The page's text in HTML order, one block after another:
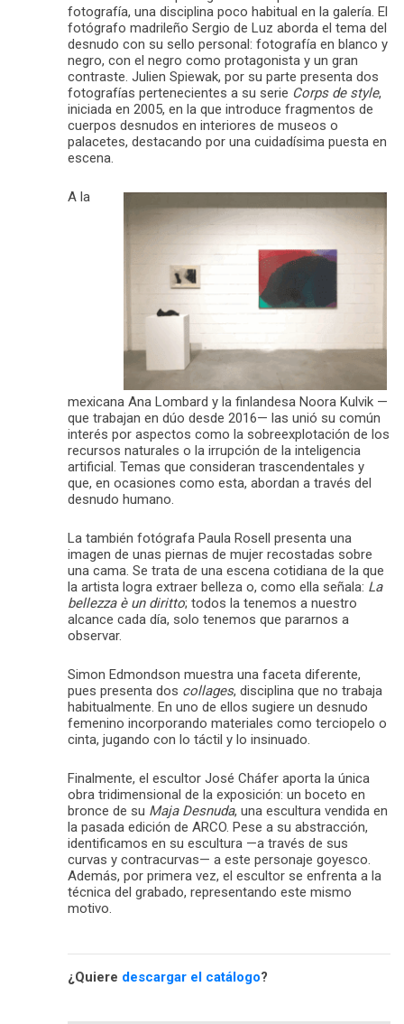
fotografía, una disciplina poco habitual en la galería. El
fotógrafo madrileño Sergio de Luz aborda el tema del
desnudo con su sello personal: fotografía en blanco y
negro, con el negro como protagonista y un gran
contraste. Julien Spiewak, por su parte presenta dos
fotografías pertenecientes a su serie Corps de style,
iniciada en 2005, en la que introduce fragmentos de
cuerpos desnudos en interiores de museos o
palacetes, destacando por una cuidadísima puesta en
escena.
A la
mexicana Ana Lombard y la finlandesa Noora Kulvik —
que trabajan en dúo desde 2016— las unió su común
interés por aspectos como la sobreexplotación de los
recursos naturales o la irrupción de la inteligencia
artificial. Temas que consideran trascendentales y
que, en ocasiones como esta, abordan a través del
desnudo humano.
La también fotógrafa Paula Rosell presenta una
imagen de unas piernas de mujer recostadas sobre
una cama. Se trata de una escena cotidiana de la que
la artista logra extraer belleza o, como ella señala: La
bellezza è un diritto; todos la tenemos a nuestro
alcance cada día, solo tenemos que pararnos a
observar.
Simon Edmondson muestra una faceta diferente,
pues presenta dos collages, disciplina que no trabaja
habitualmente. En uno de ellos sugiere un desnudo
femenino incorporando materiales como terciopelo o
cinta, jugando con lo táctil y lo insinuado.
Finalmente, el escultor José Cháfer aporta la única
obra tridimensional de la exposición: un boceto en
bronce de su Maja Desnuda, una escultura vendida en
la pasada edición de ARCO. Pese a su abstracción,
identificamos en su escultura —a través de sus
curvas y contracurvas— a este personaje goyesco.
Además, por primera vez, el escultor se enfrenta a la
técnica del grabado, representando este mismo
motivo.
¿Quiere descargar el catálogo?